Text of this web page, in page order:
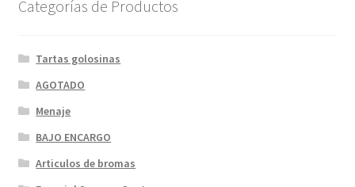
Categorías de Productos
Tartas golosinas
AGOTADO
Menaje
BAJO ENCARGO
Articulos de bromas